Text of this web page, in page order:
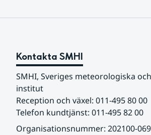
Kontakta SMHI
SMHI, Sveriges meteorologiska
institut
Reception och växel: 011-495 80 00
Telefon kundtjänst: 011-495 82 00
Organisationsnummer: 202100-